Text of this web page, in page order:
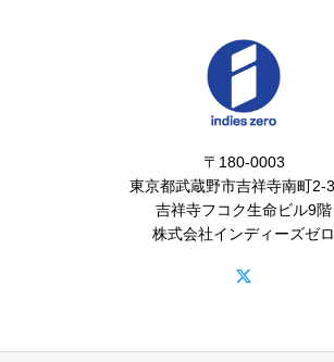
〒180-0003
東京都武蔵野市吉祥寺南町2-
吉祥寺フコク生命ビル9階
株式会社インディーズゼロ